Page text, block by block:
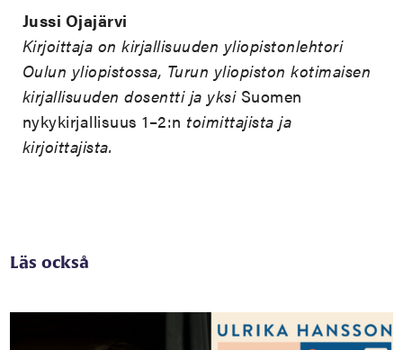
Jussi Ojajärvi
Kirjoittaja on kirjallisuuden yliopistonlehtori
Oulun yliopistossa, Turun yliopiston kotimaisen
kirjallisuuden dosentti ja yksi Suomen
nykykirjallisuus 1–2:n toimittajista ja
kirjoittajista.
Läs också